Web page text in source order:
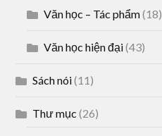
Văn học – Tác phẩm(18)
Văn học hiện đại(43)
Sách nói(11)
Thư mục (26)